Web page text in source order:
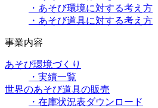
・あそび環境に対する考え方
・あそび道具に対する考え方
事業内容
あそび環境づくり
・実績一覧
世界のあそび道具の販売
・在庫状況表ダウンロード